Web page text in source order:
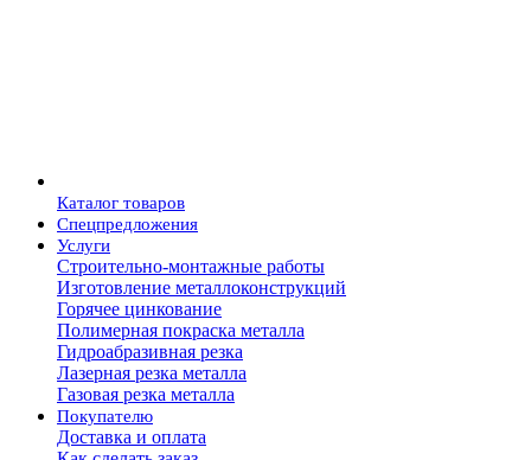
Каталог товаров
Спецпредложения
Услуги
Строительно-монтажные работы
Изготовление металлоконструкций
Горячее цинкование
Полимерная покраска металла
Гидроабразивная резка
Лазерная резка металла
Газовая резка металла
Покупателю
Доставка и оплата